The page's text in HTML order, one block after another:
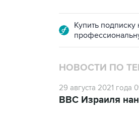
Купить подписку
НОВОСТИ ПО
29 августа 2021 года
ВВС Израиля